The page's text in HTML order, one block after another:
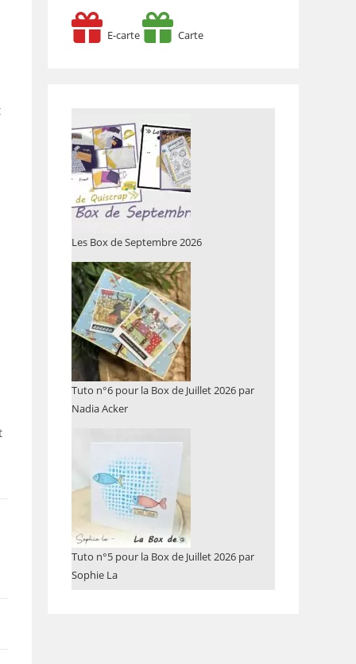
E-carte Carte
Les Box de Septembre 2026
Tuto n°6 pour la Box de Juillet 2026 par
Nadia Acker
Tuto n°5 pour la Box de Juillet 2026 par
Sophie La